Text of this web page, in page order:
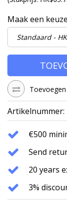
Maak een
Artikelnummer:
€500
Send
20 years
3%